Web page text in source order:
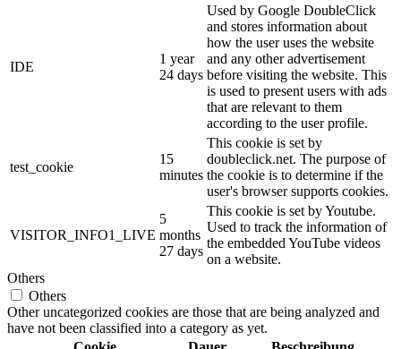
IDE
1 year
24 days
Used by Google DoubleClick
and stores information about
how the user uses the website
and any other advertisement
before visiting the website. This
is used to present users with ads
that are relevant to them
according to the user profile.
test_cookie
15
minutes
This cookie is set by
doubleclick.net. The purpose of
the cookie is to determine if the
user's browser supports cookies.
VISITOR_INFO1_LIVE
5
months
27 days
This cookie is set by Youtube.
Used to track the information of
the embedded YouTube videos
on a website.
Others
Others
Other uncategorized cookies are those that are being analyzed and
have not been classified into a category as yet.